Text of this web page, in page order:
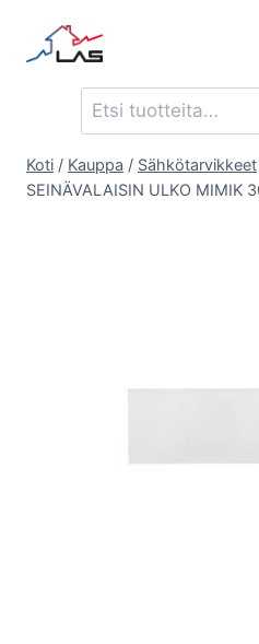
sisältöön
Etsi:
Koti / Kauppa / Sähkötarvikkeet
SEINÄVALAISIN ULKO MIMIK